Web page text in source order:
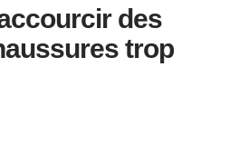
des
trop